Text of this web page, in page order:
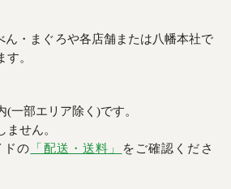
ん・まぐろや各店舗または八幡本社で
。
(一部エリア除く)です。
ません。
ドの 「配送・送料」
をご確認くださ